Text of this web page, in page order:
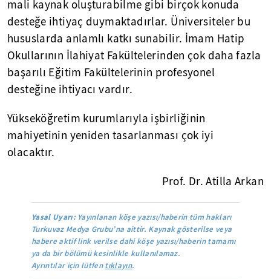
mali kaynak oluşturabilme gibi birçok konuda
desteğe ihtiyaç duymaktadırlar. Üniversiteler bu
hususlarda anlamlı katkı sunabilir. İmam Hatip
Okullarının İlahiyat Fakültelerinden çok daha fazla
başarılı Eğitim Fakültelerinin profesyonel
desteğine ihtiyacı vardır.
Yükseköğretim kurumlarıyla işbirliğinin
mahiyetinin yeniden tasarlanması çok iyi
olacaktır.
Prof. Dr. Atilla Arkan
Yasal Uyarı: Yayınlanan köşe yazısı/haberin tüm hakları
Turkuvaz Medya Grubu’na aittir. Kaynak gösterilse veya
habere aktif link verilse dahi köşe yazısı/haberin tamamı
ya da bir bölümü kesinlikle kullanılamaz.
Ayrıntılar için lütfentıklayın.